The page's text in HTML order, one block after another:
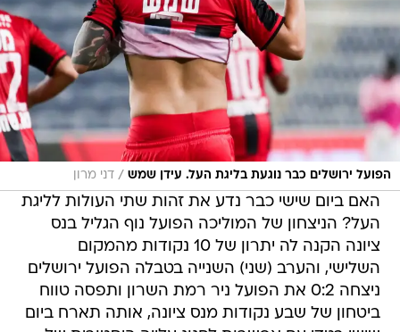
הפועל ירושלים כבר נוגעת בליגת העל. עידן שמש / דני מרון
האם ביום שישי כבר נדע את זהות שתי העולות לליגת
העל? הניצחון של המוליכה הפועל נוף הגליל בנס
ציונה הקנה לה יתרון של 10 נקודות מהמקום
השלישי, והערב (שני) השנייה בטבלה הפועל ירושלים
ניצחה 0:2 את הפועל ניר רמת השרון ותפסה טווח
ביטחון של שבע נקודות מנס ציונה, אותה תארח ביום